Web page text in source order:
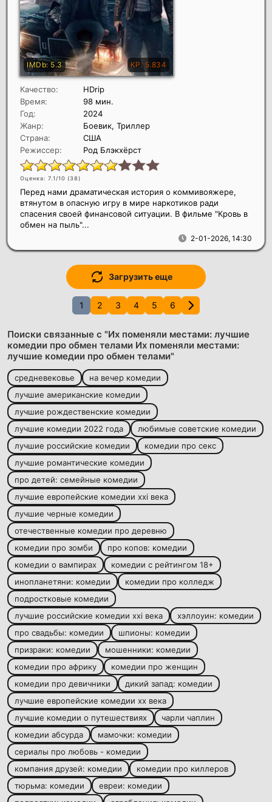
Качество:
HDrip
Время:
98 мин.
Год:
2024
Жанр:
Боевик, Триллер
Страна:
США
Режиссер:
Род Блэкхёрст
Оценка: 7.1/10 (38)
2-01-2026, 14:30
Перед нами драматическая история о коммивояжере,
втянутом в опасную игру в мире наркотиков ради
спасения своей финансовой ситуации. В фильме "Кровь в
обмен на пыль"...
Загрузить еще
1 2 3 4 5 6
Поиски связанные с "Их поменяли местами: лучшие
комедии про обмен телами Их поменяли местами:
лучшие комедии про обмен телами"
средневековье
на вечер комедии
лучшие американские комедии
лучшие рождественские комедии
лучшие комедии 2022 года
любимые советские комедии
лучшие российские комедии
комедии про секс
лучшие романтические комедии
про детей: семейные комедии
лучшие европейские комедии xxi века
лучшие черные комедии
отечественные комедии про деревню
комедии про зомби
про копов: комедии
комедии о вампирах
комедии с рейтингом 18+
инопланетяни: комедии
комедии про колледж
подростковые комедии
лучшие российские комедии xxi века
хэллоуин: комедии
про свадьбы: комедии
шпионы: комедии
призраки: комедии
мошенники: комедии
комедии про африку
комедии про женщин
комедии про девичники
дикий запад: комедии
лучшие европейские комедии xx века
лучшие комедии о путешествиях
чарли чаплин
комедии абсурда
мамочки: комедии
сериалы про любовь - комедии
компания друзей: комедии
комедии про киллеров
тюрьма: комедии
евреи: комедии